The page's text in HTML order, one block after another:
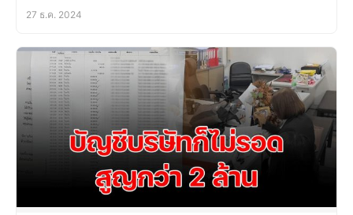
27 ธ.ค. 2024